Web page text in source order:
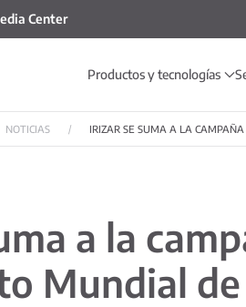
Center
Productos y tecnologías
NOTICIAS IRIZAR SE SUMA A LA
a la
Mundial